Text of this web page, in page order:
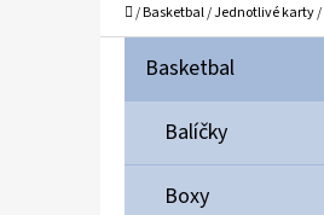
Domů
/Basketbal/Jednotlivé karty/
Přeskočit
kategorie
K
T
G
Basketbal
Balíčky
Boxy